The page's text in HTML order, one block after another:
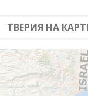
ТВЕРИЯ НА